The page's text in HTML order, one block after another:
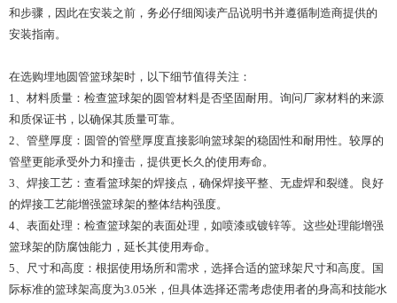
和步骤，因此在安装之前，务必仔细阅读产品说明书并遵循制造商提供的
安装指南。
在选购埋地圆管篮球架时，以下细节值得关注：
1、材料质量：检查篮球架的圆管材料是否坚固耐用。询问厂家材料的来源
和质保证书，以确保其质量可靠。
2、管壁厚度：圆管的管壁厚度直接影响篮球架的稳固性和耐用性。较厚的
管壁更能承受外力和撞击，提供更长久的使用寿命。
3、焊接工艺：查看篮球架的焊接点，确保焊接平整、无虚焊和裂缝。良好
的焊接工艺能增强篮球架的整体结构强度。
4、表面处理：检查篮球架的表面处理，如喷漆或镀锌等。这些处理能增强
篮球架的防腐蚀能力，延长其使用寿命。
5、尺寸和高度：根据使用场所和需求，选择合适的篮球架尺寸和高度。国
际标准的篮球架高度为3.05米，但具体选择还需考虑使用者的身高和技能水